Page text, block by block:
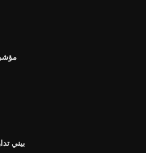
مؤشر
بيني